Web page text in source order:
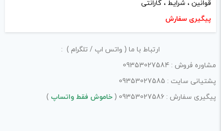
دیدگاهی می‌نویسم.
لازم است محتوای ارسالی منطبق برعرف و شئونات جامعه و با
بیانی رسمی و عاری از لحن تند، تمسخرو توهین باشد.
از ارسال لینک‌های سایت‌های دیگر و ارایه‌ی اطلاعات شخصی
خودتان مثل شماره تماس، ایمیل و آی‌دی شبکه‌های اجتماعی
پرهیز کنید.
قوانین ، شرایط ، گارانتی
پیگیری سفارش
ارتباط با ما ( واتس اپ / تلگرام ) :
مشاوره فروش : 09353027584
پشتیانی سایت : 09353027585
پیگیری سفارش : 09353027586 (
خاموش فقط واتساپ )